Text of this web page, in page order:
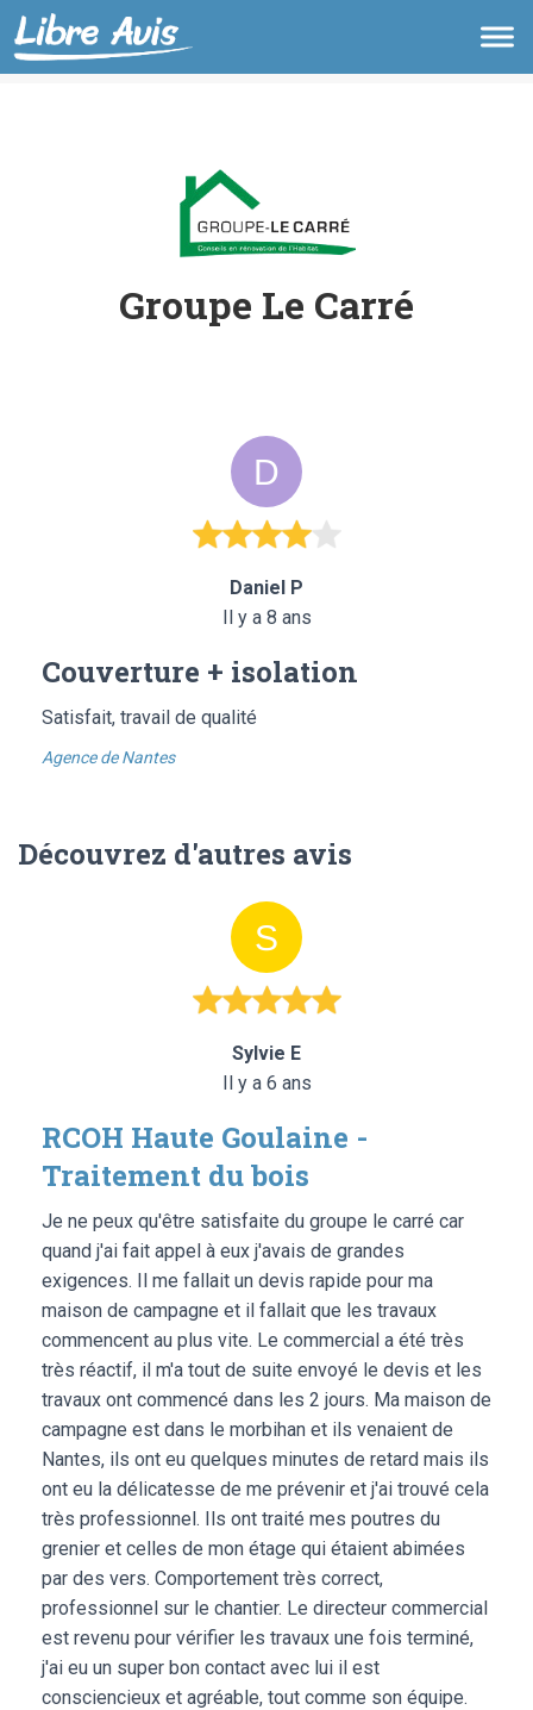
Groupe Le Carré
Daniel P
Il y a 8 ans
Couverture + isolation
Satisfait, travail de qualité
Agence de Nantes
Découvrez d'autres avis
Sylvie E
Il y a 6 ans
RCOH Haute Goulaine -
Traitement du bois
Je ne peux qu'être satisfaite du groupe le carré car
quand j'ai fait appel à eux j'avais de grandes
exigences. Il me fallait un devis rapide pour ma
maison de campagne et il fallait que les travaux
commencent au plus vite. Le commercial a été très
très réactif, il m'a tout de suite envoyé le devis et les
travaux ont commencé dans les 2 jours. Ma maison de
campagne est dans le morbihan et ils venaient de
Nantes, ils ont eu quelques minutes de retard mais ils
ont eu la délicatesse de me prévenir et j'ai trouvé cela
très professionnel. Ils ont traité mes poutres du
grenier et celles de mon étage qui étaient abimées
par des vers. Comportement très correct,
professionnel sur le chantier. Le directeur commercial
est revenu pour vérifier les travaux une fois terminé,
j'ai eu un super bon contact avec lui il est
consciencieux et agréable, tout comme son équipe.